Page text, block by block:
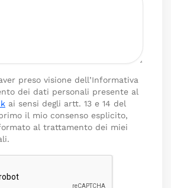
preso visione dell’Informativa
dei dati personali presente al
ai sensi degli artt. 13 e 14 del
il mio consenso esplicito,
al trattamento dei miei